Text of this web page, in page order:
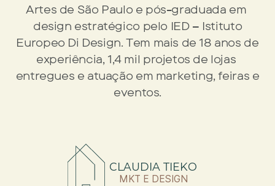
Artes de São Paulo e pós-graduada em ​
design estratégico pelo IED – Istituto
Europeo Di Design. Tem ​mais de 18 anos de
experiência, 1,4 mil projetos de lojas ​
entregues e atuação em marketing, feiras e
eventos.
CLAUDIA TIEKO
MKT E DESIGN